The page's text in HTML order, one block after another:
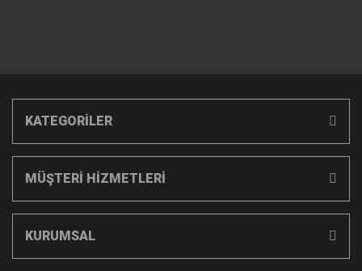
KATEGORİLER
MÜŞTERİ HİZMETLERİ
KURUMSAL